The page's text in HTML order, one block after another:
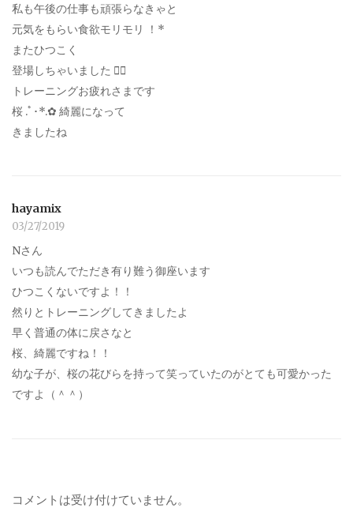
私も午後の仕事も頑張らなきゃと
元気をもらい食欲モリモリ ！*
またひつこく
登場しちゃいました 笑⃝
トレーニングお疲れさまです
桜 .ﾟ･*.✿ 綺麗になって
きましたね
hayamix
03/27/2019
Nさん
いつも読んでただき有り難う御座います
ひつこくないですよ！！
然りとトレーニングしてきましたよ
早く普通の体に戻さなと
桜、綺麗ですね！！
幼な子が、桜の花びらを持って笑っていたのがとても可愛かった
ですよ（＾＾）
コメントは受け付けていません。